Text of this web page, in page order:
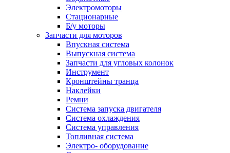
Электромоторы
Стационарные
Б/у моторы
Запчасти для моторов
Впускная система
Выпускная система
Запчасти для угловых колонок
Инструмент
Кронштейны транца
Наклейки
Ремни
Система запуска двигателя
Система охлаждения
Система управления
Топливная система
Электро- оборудование